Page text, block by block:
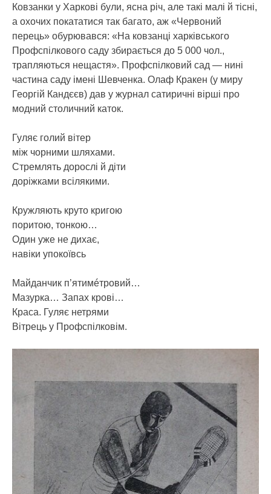
Ковзанки у Харкові були, ясна річ, але такі малі й тісні,
а охочих покататися так багато, аж «Червоний
перець» обурювався: «На ковзанці харківського
Профспілкового саду збирається до 5 000 чол.,
трапляються нещастя». Профспілковий сад — нині
частина саду імені Шевченка. Олаф Кракен (у миру
Георгій Кандєєв) дав у журнал сатиричні вірші про
модний столичний каток.
Гуляє голий вітер
між чорними шляхами.
Стремлять дорослі й діти
доріжками всілякими.
Кружляють круто кригою
поритою, тонкою…
Один уже не дихає,
навіки упокоївсь
Майданчик п’ятимéтровий…
Мазурка… Запах крові…
Краса. Гуляє нетрями
Вітрець у Профспілковім.